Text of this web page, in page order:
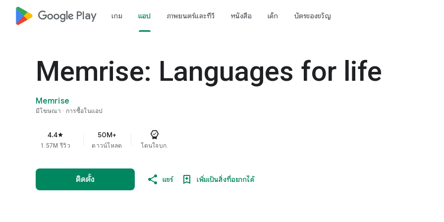
google_logo Play เกม แอป ภาพยนตร์และทีวี หนังสือ เด็ก บัตรของขวัญ
Memrise: Languages for life
Memrise
มีโฆษณา การซื้อในแอป
4.4star
1.57M รีวิว
50M+
ดาวน์โหลด โดนใจบก.
ติดตั้ง แชร์ เพิ่มเป็นสิ่งที่อยากได้